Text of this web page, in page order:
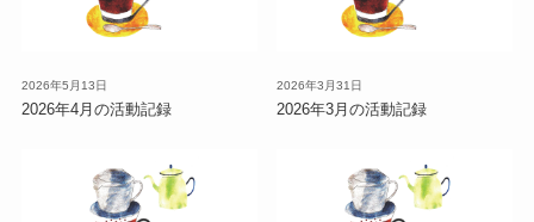
2026年4月の活動記録
2026年5月13日
2026年3月の活動記録
2026年3月31日